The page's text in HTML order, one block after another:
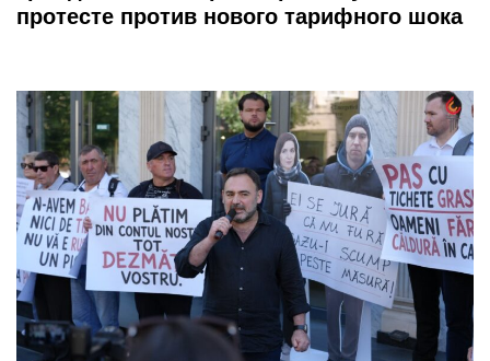
протесте против нового тарифного шока